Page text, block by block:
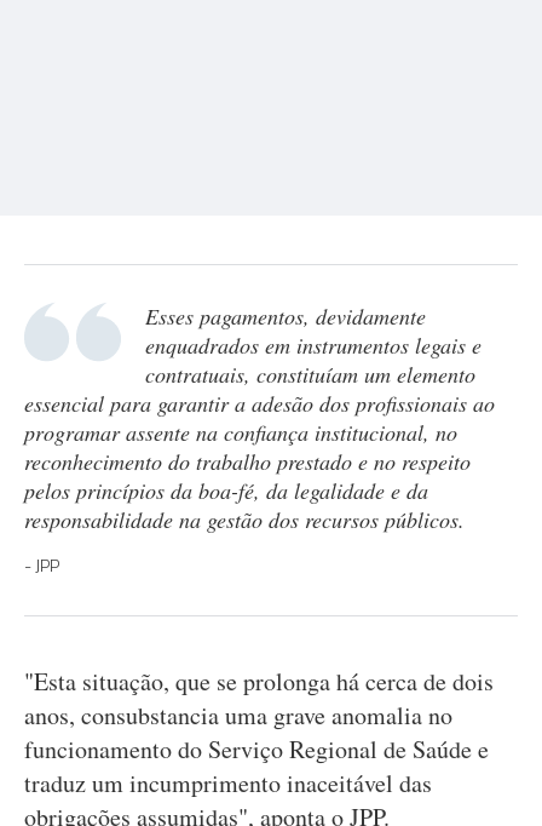
Esses pagamentos, devidamente
enquadrados em instrumentos legais e
contratuais, constituíam um elemento
essencial para garantir a adesão dos profissionais ao
programar assente na confiança institucional, no
reconhecimento do trabalho prestado e no respeito
pelos princípios da boa-fé, da legalidade e da
responsabilidade na gestão dos recursos públicos.
JPP
"Esta situação, que se prolonga há cerca de dois
anos, consubstancia uma grave anomalia no
funcionamento do Serviço Regional de Saúde e
traduz um incumprimento inaceitável das
obrigações assumidas", aponta o JPP.